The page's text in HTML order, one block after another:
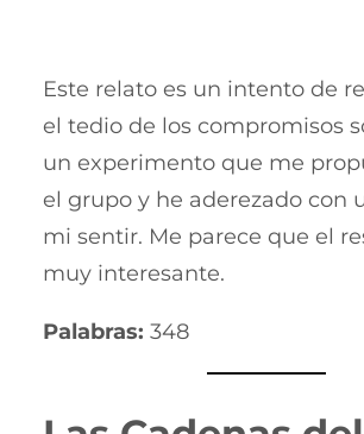
Este relato es un intento de
el tedio de los compromisos
un experimento que me
el grupo y he aderezado con
mi sentir. Me parece que el
muy interesante.
Palabras: 348